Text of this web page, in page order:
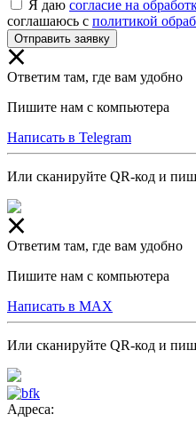
Я даю согласие на
соглашаюсь с политикой
Отправить заявку
Ответим там, где вам удобно
Пишите нам с компьютера
Написать в Telegram
Или сканируйте QR-код и
Ответим там, где вам удобно
Пишите нам с компьютера
Написать в MAX
Или сканируйте QR-код и
Адреса: